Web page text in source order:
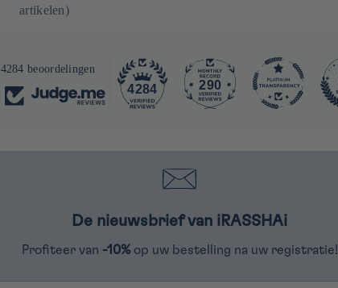
artikelen)
4284 beoordelingen
4284 290
De nieuwsbrief van iRASSHAi
Profiteer van -10% op uw bestelling na uw registratie!